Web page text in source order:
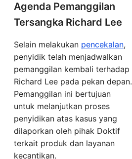
Agenda Pemanggilan
Tersangka Richard Lee
Selain melakukan pencekalan,
penyidik telah menjadwalkan
pemanggilan kembali terhadap
Richard Lee pada pekan depan.
Pemanggilan ini bertujuan
untuk melanjutkan proses
penyidikan atas kasus yang
dilaporkan oleh pihak Doktif
terkait produk dan layanan
kecantikan.